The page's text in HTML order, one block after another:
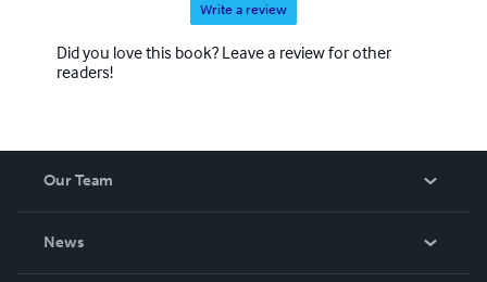
Write a review
Did you love this book? Leave a review for other
readers!
Our Team
News